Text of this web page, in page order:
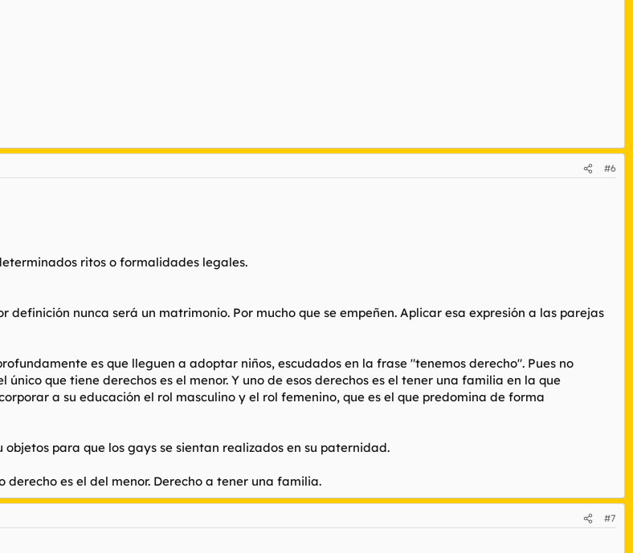
#6
ritos o formalidades legales.
nunca será un matrimonio. Por mucho que se empeñen. Aplicar esa expresión a las parejas
es que lleguen a adoptar niños, escudados en la frase "tenemos derecho". Pues no
único que tiene derechos es el menor. Y uno de esos derechos es el tener una familia en la que
a su educación el rol masculino y el rol femenino, que es el que predomina de forma
objetos para que los gays se sientan realizados en su paternidad.
es el del menor. Derecho a tener una familia.
#7